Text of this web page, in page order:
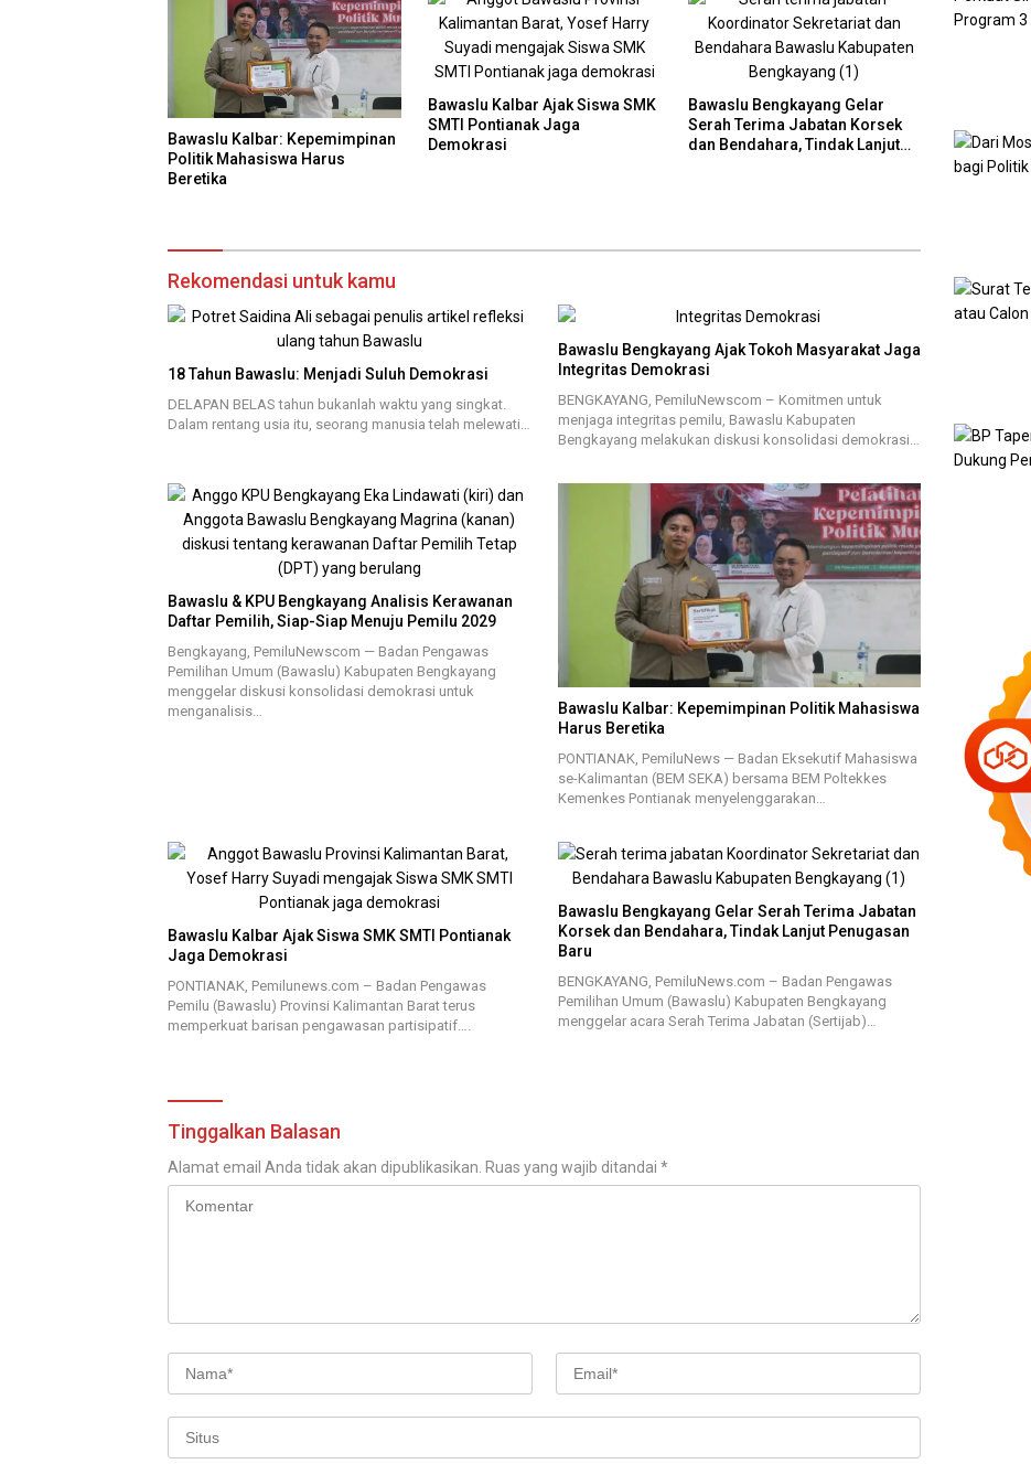
Bawaslu Kalbar: Kepemimpinan
Politik Mahasiswa Harus
Beretika
Bawaslu Kalbar Ajak Siswa SMK
SMTI Pontianak Jaga
Demokrasi
Bawaslu Bengkayang Gelar
Serah Terima Jabatan Korsek
dan Bendahara, Tindak Lanjut
Rekomendasi untuk kamu
18 Tahun Bawaslu: Menjadi Suluh Demokrasi
DELAPAN BELAS tahun bukanlah waktu yang singkat.
Dalam rentang usia itu, seorang manusia telah melewati…
Bawaslu Bengkayang Ajak Tokoh Masyarakat Jaga
Integritas Demokrasi
BENGKAYANG, PemiluNewscom – Komitmen untuk
menjaga integritas pemilu, Bawaslu Kabupaten
Bengkayang melakukan diskusi konsolidasi demokrasi…
Bawaslu & KPU Bengkayang Analisis Kerawanan
Daftar Pemilih, Siap-Siap Menuju Pemilu 2029
Bengkayang, PemiluNewscom — Badan Pengawas
Pemilihan Umum (Bawaslu) Kabupaten Bengkayang
menggelar diskusi konsolidasi demokrasi untuk
menganalisis…
Bawaslu Kalbar: Kepemimpinan Politik Mahasiswa
Harus Beretika
PONTIANAK, PemiluNews — Badan Eksekutif Mahasiswa
se-Kalimantan (BEM SEKA) bersama BEM Poltekkes
Kemenkes Pontianak menyelenggarakan…
Bawaslu Kalbar Ajak Siswa SMK SMTI Pontianak
Jaga Demokrasi
PONTIANAK, Pemilunews.com – Badan Pengawas
Pemilu (Bawaslu) Provinsi Kalimantan Barat terus
memperkuat barisan pengawasan partisipatif….
Bawaslu Bengkayang Gelar Serah Terima Jabatan
Korsek dan Bendahara, Tindak Lanjut Penugasan
Baru
BENGKAYANG, PemiluNews.com – Badan Pengawas
Pemilihan Umum (Bawaslu) Kabupaten Bengkayang
menggelar acara Serah Terima Jabatan (Sertijab)…
Tinggalkan Balasan
Alamat email Anda tidak akan dipublikasikan. Ruas yang wajib ditandai *